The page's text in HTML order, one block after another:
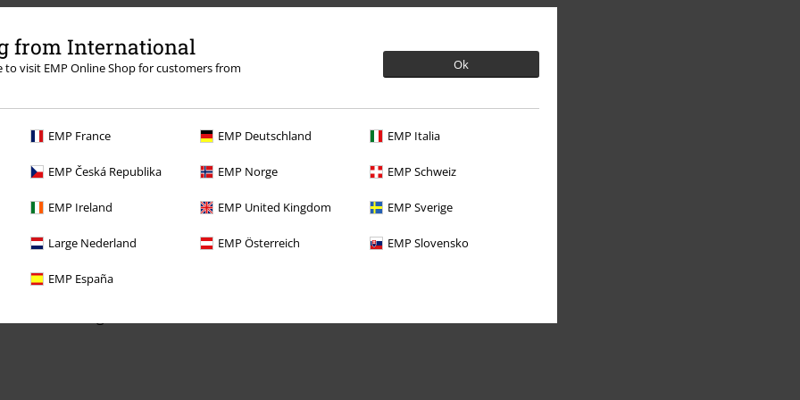
from International
to visit EMP Online Shop for customers from
Ok
EMP France EMP Deutschland EMP Italia
EMP Česká Republika EMP Norge EMP Schweiz
EMP Ireland EMP United Kingdom EMP Sverige
Large Nederland EMP Österreich EMP Slovensko
EMP España
Lär dig mer
Dina erbjudanden
Tävlingar
Beställ EMP-presentkort
Studentrabatt
Om EMP
Partner-program
Hållbarhet